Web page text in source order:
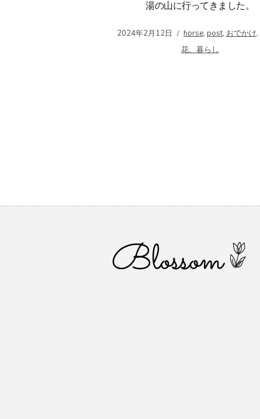
湯の山に行ってきました。
2024年2月12日 horse, post, おでかけ,
花、暮らし